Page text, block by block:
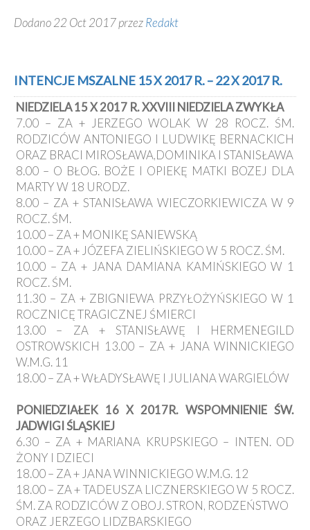
Dodano 22 Oct 2017 przezRedakt
INTENCJE MSZALNE 15 X 2017 R. – 22 X 2017 R.
NIEDZIELA 15 X 2017 R. XXVIII NIEDZIELA ZWYKŁA
7.00 – ZA + JERZEGO WOLAK W 28 ROCZ. ŚM.
RODZICÓW ANTONIEGO I LUDWIKĘ BERNACKICH
ORAZ BRACI MIROSŁAWA,DOMINIKA I STANISŁAWA
8.00 – O BŁOG. BOŻE I OPIEKĘ MATKI BOZEJ DLA
MARTY W 18 URODZ.
8.00 – ZA + STANISŁAWA WIECZORKIEWICZA W 9
ROCZ. ŚM.
10.00 – ZA + MONIKĘ SANIEWSKĄ
10.00 – ZA + JÓZEFA ZIELIŃSKIEGO W 5 ROCZ. ŚM.
10.00 – ZA + JANA DAMIANA KAMIŃSKIEGO W 1
ROCZ. ŚM.
11.30 – ZA + ZBIGNIEWA PRZYŁOŻYŃSKIEGO W 1
ROCZNICĘ TRAGICZNEJ ŚMIERCI
13.00 – ZA + STANISŁAWĘ I HERMENEGILD
OSTROWSKICH 13.00 – ZA + JANA WINNICKIEGO
W.M.G. 11
18.00 – ZA + WŁADYSŁAWĘ I JULIANA WARGIELÓW
PONIEDZIAŁEK 16 X 2017R. WSPOMNIENIE ŚW.
JADWIGI ŚLĄSKIEJ
6.30 – ZA + MARIANA KRUPSKIEGO – INTEN. OD
ŻONY I DZIECI
18.00 – ZA + JANA WINNICKIEGO W.M.G. 12
18.00 – ZA + TADEUSZA LICZNERSKIEGO W 5 ROCZ.
ŚM. ZA RODZICÓW Z OBOJ. STRON, RODZEŃSTWO
ORAZ JERZEGO LIDZBARSKIEGO